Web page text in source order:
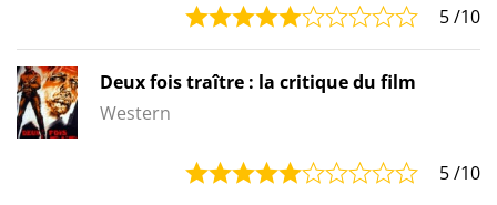
5/10
Deux fois traître : la critique du film
Western
5/10